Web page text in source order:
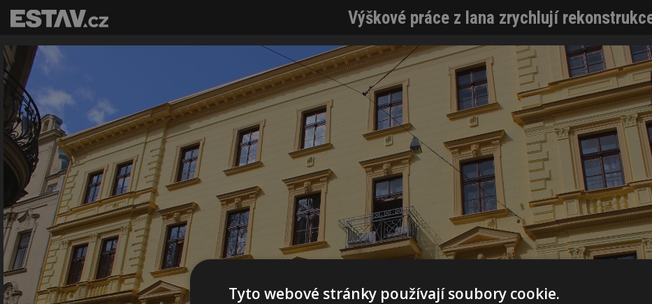
Výškové práce z lana zrychlují
Tyto webové stránky používají soubory cookie.